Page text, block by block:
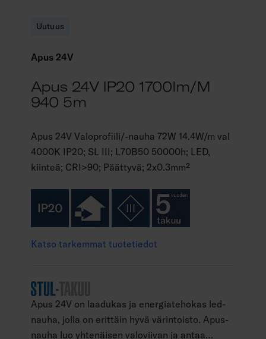
Uutuus
Apus 24V
Apus 24V IP20 1700lm/m
940 5m
Apus 24V Valoprofiili/-nauha 72W 14.4W/m val
4000K IP20; SL III; L70B50 50000h; LED,
kiinteä; CRI>90; Päättyvä; 2x0.3mm²
Katso tarkemmat tuotetiedot
Apus 24V on laadukas ja energiatehokas led-
nauha, jolla on erittäin hyvä värintoisto. Apus-
nauha luo yhtenäisen valoviivan ja antaa